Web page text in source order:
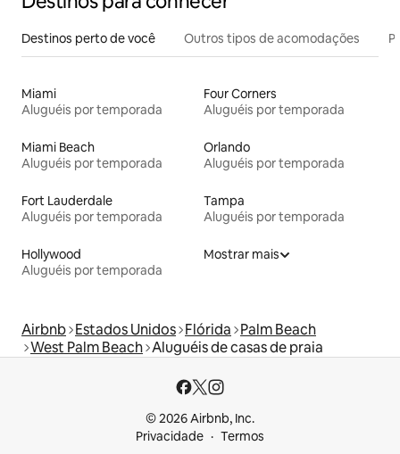
Destinos perto de você Outros tipos de acomodações
Miami
Aluguéis por temporada
Four Corners
Aluguéis por temporada
Miami Beach
Aluguéis por temporada
Orlando
Aluguéis por temporada
Fort Lauderdale
Aluguéis por temporada
Tampa
Aluguéis por temporada
Hollywood
Aluguéis por temporada
Mostrar mais
Airbnb Estados Unidos Flórida Palm Beach
West Palm Beach Aluguéis de casas de praia
© 2026 Airbnb, Inc.
Privacidade
Termos